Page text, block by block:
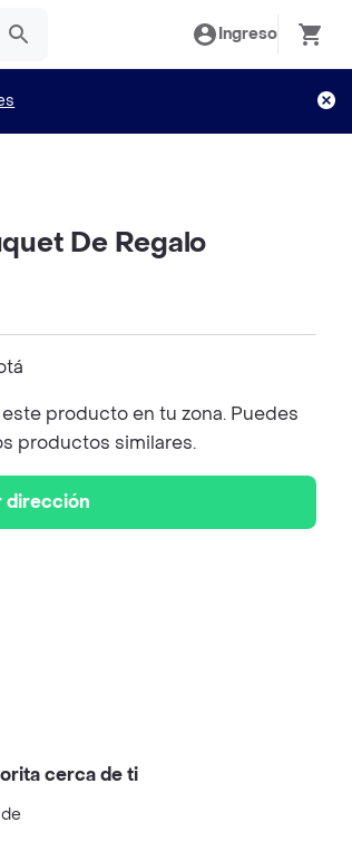
Ingreso
De Regalo
producto en tu zona. Puedes
productos similares.
dirección
cerca de ti